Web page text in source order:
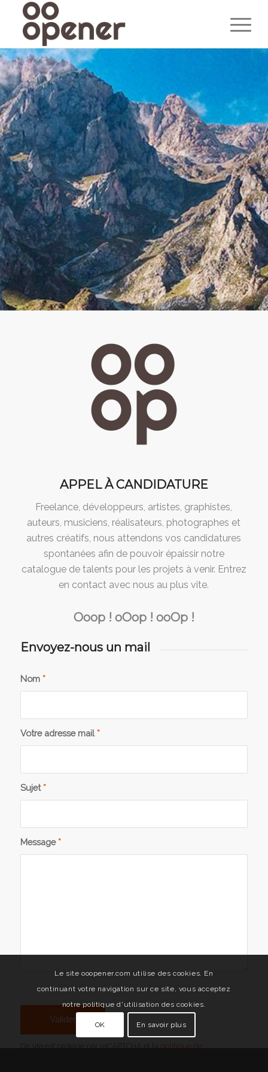
APPEL À CANDIDATURE
Freelance, développeurs, artistes, graphistes,
auteurs, musiciens, réalisateurs, photographes et
autres créatifs, nous attendons vos candidatures
spontanées afin de pouvoir épaissir notre
catalogue de talents pour les projets à venir. Entrez
en contact avec nous au plus vite.
Ooop ! oOop ! ooOp !
Envoyez-nous un mail
Nom *
Votre adresse mail *
Sujet*
Message*
politique de
Le site ooopener.com utilise des cookies. En
continuant votre navigation sur ce site, vous acceptez
notre politique d'utilisation des cookies.
OK En savoir plus